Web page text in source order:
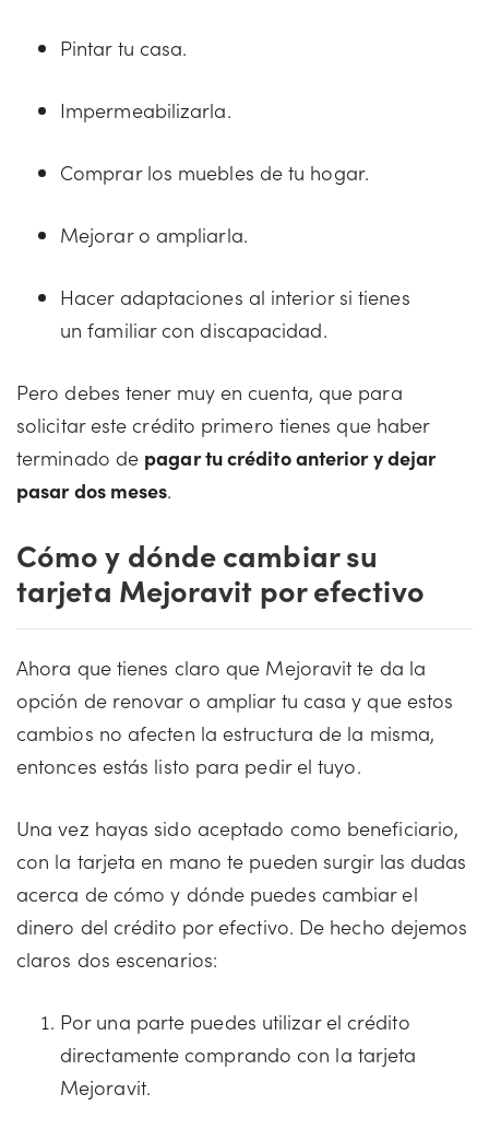
Pintar tu casa.
Impermeabilizarla.
Comprar los muebles de tu hogar.
Mejorar o ampliarla.
Hacer adaptaciones al interior si tienes
un familiar con discapacidad.
Pero debes tener muy en cuenta, que para
solicitar este crédito primero tienes que haber
terminado de pagar tu crédito anterior y dejar
pasar dos meses.
Cómo y dónde cambiar su
tarjeta Mejoravit por efectivo
Ahora que tienes claro que Mejoravit te da la
opción de renovar o ampliar tu casa y que estos
cambios no afecten la estructura de la misma,
entonces estás listo para pedir el tuyo.
Una vez hayas sido aceptado como beneficiario,
con la tarjeta en mano te pueden surgir las dudas
acerca de cómo y dónde puedes cambiar el
dinero del crédito por efectivo. De hecho dejemos
claros dos escenarios:
Por una parte puedes utilizar el crédito
directamente comprando con la tarjeta
Mejoravit.